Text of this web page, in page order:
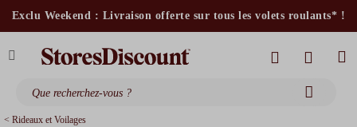
Exclu Weekend : Livraison offerte sur tous les volets roulants* !
stores bannes standards
moustiquaires
< Rideaux et Voilages